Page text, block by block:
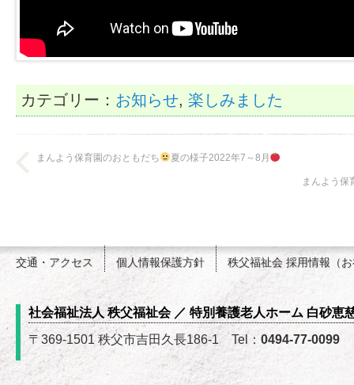
カテゴリー： お知らせ, 楽しみました
まんよう保育園のおともだち 夏の様子2022年7～8月
まんよう
交通・アクセス 個人情報保護方針 秩父福祉会 採用情報（
社会福祉法人 秩父福祉会 ／ 特別養護老人ホーム 白砂恵
〒369-1501 秩父市吉田久長186-1 Tel： 0494-77-0099